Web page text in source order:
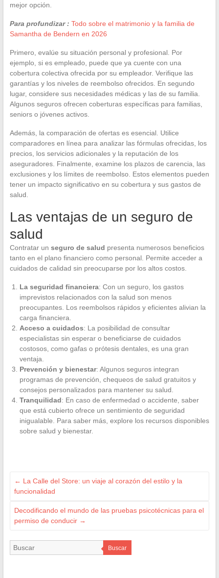
mejor opción.
Para profundizar : Todo sobre el matrimonio y la familia de
Samantha de Bendern en 2026
Primero, evalúe su situación personal y profesional. Por
ejemplo, si es empleado, puede que ya cuente con una
cobertura colectiva ofrecida por su empleador. Verifique las
garantías y los niveles de reembolso ofrecidos. En segundo
lugar, considere sus necesidades médicas y las de su familia.
Algunos seguros ofrecen coberturas específicas para familias,
seniors o jóvenes activos.
Además, la comparación de ofertas es esencial. Utilice
comparadores en línea para analizar las fórmulas ofrecidas, los
precios, los servicios adicionales y la reputación de los
aseguradores. Finalmente, examine los plazos de carencia, las
exclusiones y los límites de reembolso. Estos elementos pueden
tener un impacto significativo en su cobertura y sus gastos de
salud.
Las ventajas de un seguro de
salud
Contratar un seguro de salud presenta numerosos beneficios
tanto en el plano financiero como personal. Permite acceder a
cuidados de calidad sin preocuparse por los altos costos.
La seguridad financiera: Con un seguro, los gastos
imprevistos relacionados con la salud son menos
preocupantes. Los reembolsos rápidos y eficientes alivian la
carga financiera.
Acceso a cuidados: La posibilidad de consultar
especialistas sin esperar o beneficiarse de cuidados
costosos, como gafas o prótesis dentales, es una gran
ventaja.
Prevención y bienestar: Algunos seguros integran
programas de prevención, chequeos de salud gratuitos y
consejos personalizados para mantener su salud.
Tranquilidad: En caso de enfermedad o accidente, saber
que está cubierto ofrece un sentimiento de seguridad
inigualable. Para saber más, explore los recursos disponibles
sobre salud y bienestar.
← La Calle del Store: un viaje al corazón del estilo y la
funcionalidad
Decodificando el mundo de las pruebas psicotécnicas para el
permiso de conducir →
Buscar